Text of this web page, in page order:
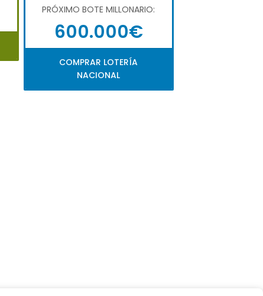
PRÓXIMO BOTE MILLONARIO:
600.000€
COMPRAR LOTERÍA
NACIONAL